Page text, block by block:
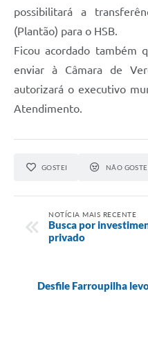
Relatório Ouvidoria 2021
Relatório Ouvidoria 2022
Relatório Ouvidoria 2024
Galeria de Fotos
possibilitará a
(Plantão) para o HSB.
Ficou acordado também
enviar à Câmara de
autorizará o executivo
Atendimento.
GOSTEI NÃO
NOTÍCIA MAIS RECENTE
Busca por
privado
Desfile Farroupilha